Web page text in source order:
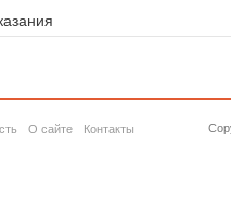
О сайте Контакты